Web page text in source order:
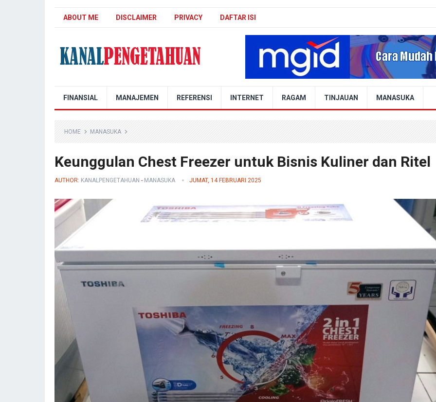
ABOUT ME DISCLAIMER PRIVACY DAFTAR ISI
FINANSIAL MANAJEMEN REFERENSI INTERNET RAGAM TINJAUAN MANASUKA
HOME MANASUKA
Keunggulan Chest Freezer untuk Bisnis Kuliner dan Ritel
AUTHOR: KANALPENGETAHUAN - MANASUKA JUMAT, 14 FEBRUARI 2025